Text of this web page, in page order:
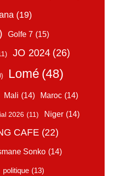
(19)
Golfe 7 (15)
JO 2024 (26)
Lomé (48)
Mali (14) Maroc (14)
2026 (11) Niger (14)
CAFE (22)
Sonko (14)
politique (13)